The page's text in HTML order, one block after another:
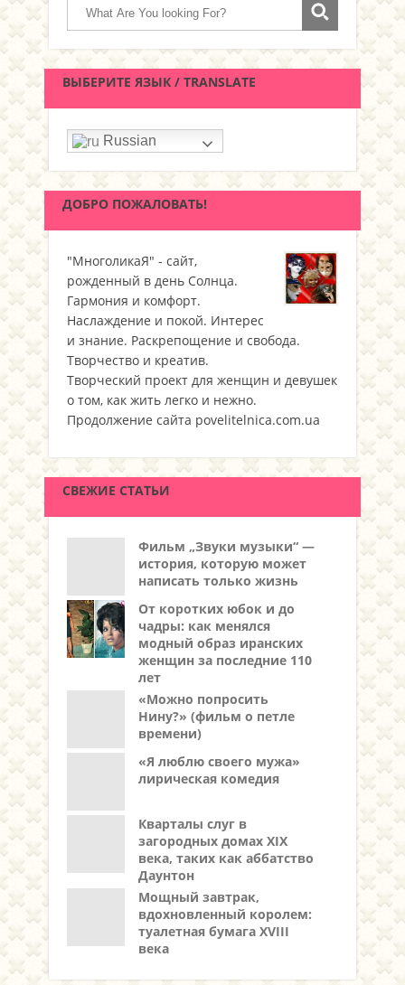
ВЫБЕРИТЕ ЯЗЫК / TRANSLATE
Russian
ДОБРО ПОЖАЛОВАТЬ!
"МноголикаЯ" - сайт,
рожденный в день Солнца.
Гармония и комфорт.
Наслаждение и покой. Интерес
и знание. Раскрепощение и свобода.
Творчество и креатив.
Творческий проект для женщин и девушек
о том, как жить легко и нежно.
Продолжение сайта povelitelnica.com.ua
СВЕЖИЕ СТАТЬИ
Фильм „Звуки музыки“ —
история, которую может
написать только жизнь
От коротких юбок и до
чадры: как менялся
модный образ иранских
женщин за последние 110
лет
«Можно попросить
Нину?» (фильм о петле
времени)
«Я люблю своего мужа»
лирическая комедия
Кварталы слуг в
загородных домах XIX
века, таких как аббатство
Даунтон
Мощный завтрак,
вдохновленный королем:
туалетная бумага XVIII
века